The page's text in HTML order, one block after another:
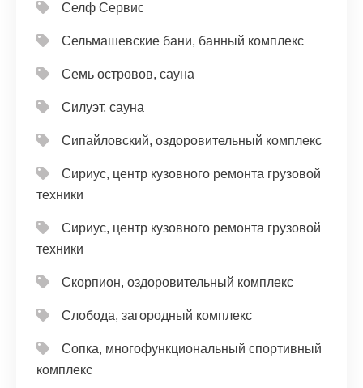
Селф Сервис
Сельмашевские бани, банный комплекс
Семь островов, сауна
Силуэт, сауна
Сипайловский, оздоровительный комплекс
Сириус, центр кузовного ремонта грузовой
техники
Сириус, центр кузовного ремонта грузовой
техники
Скорпион, оздоровительный комплекс
Слобода, загородный комплекс
Сопка, многофункциональный спортивный
комплекс